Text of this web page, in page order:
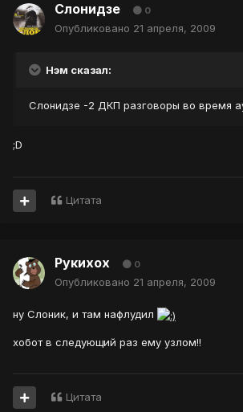
Слонидзе 0
Опубликовано 21 апреля, 2009
Нэм сказал:
Слонидзе -2 ДКП разговоры во время
;D
Цитата
Рукихох 0
Опубликовано 21 апреля, 2009
ну Слоник, и там нафлудил
хобот в следующий раз ему узлом!!
Цитата